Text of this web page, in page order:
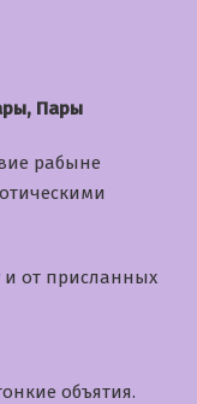
Пары
рабыне
и от присланных
объятия.